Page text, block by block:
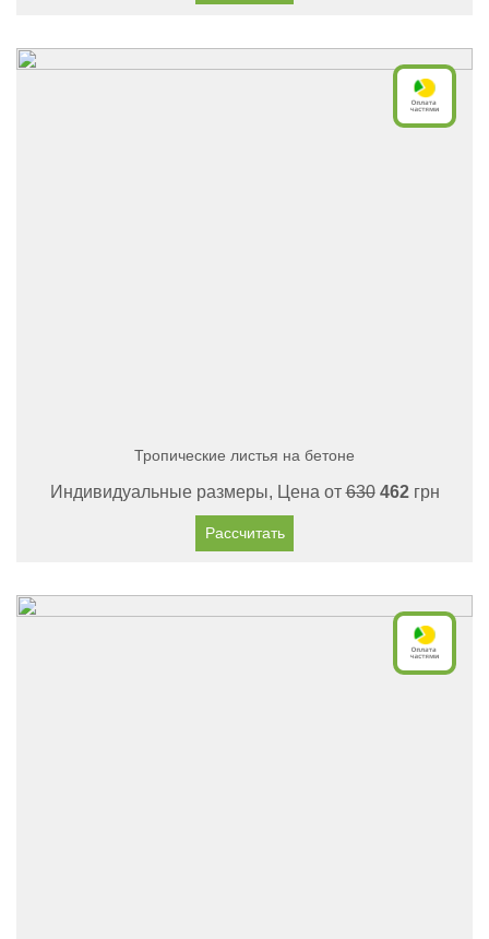
Тропические листья на бетоне
Индивидуальные размеры, Цена от630 462грн
Рассчитать